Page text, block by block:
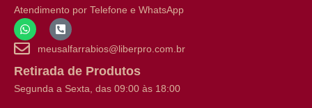
Atendimento por Telefone e WhatsApp
meusalfarrabios@liberpro.com.br
Retirada de Produtos
Segunda a Sexta, das 09:00 às 18:00